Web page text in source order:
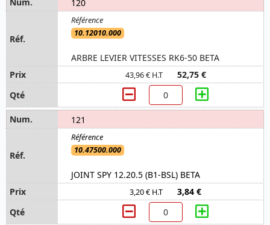
120
10.12010.000
ARBRE LEVIER VITESSES RK6-50 BETA
43,96 € H.T 52,75 €
121
10.47500.000
JOINT SPY 12.20.5 (B1-BSL) BETA
3,20 € H.T 3,84 €